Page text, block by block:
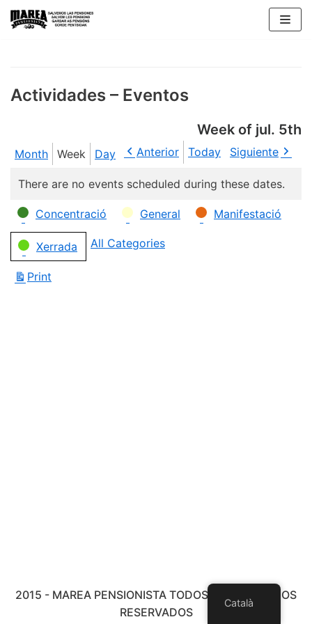
Skip
Actividades – Eventos
Week of jul. 5th
Month Week Day Anterior Today Siguiente
There are no events scheduled during these dates.
Categories
Concentració General Manifestació
Xerrada All Categories
Print
2015 - MAREA PENSIONISTA TODOS LOS DERECHOS
RESERVADOS
Català